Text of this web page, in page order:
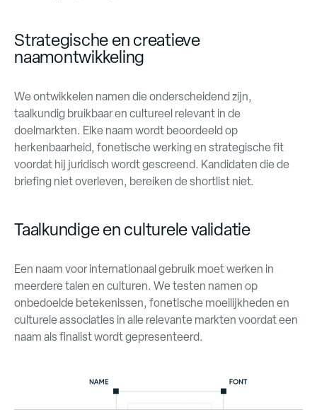
Strategische en creatieve
naamontwikkeling
We ontwikkelen namen die onderscheidend zijn,
taalkundig bruikbaar en cultureel relevant in de
doelmarkten. Elke naam wordt beoordeeld op
herkenbaarheid, fonetische werking en strategische fit
voordat hij juridisch wordt gescreend. Kandidaten die de
briefing niet overleven, bereiken de shortlist niet.
Taalkundige en culturele validatie
Een naam voor internationaal gebruik moet werken in
meerdere talen en culturen. We testen namen op
onbedoelde betekenissen, fonetische moeilijkheden en
culturele associaties in alle relevante markten voordat een
naam als finalist wordt gepresenteerd.